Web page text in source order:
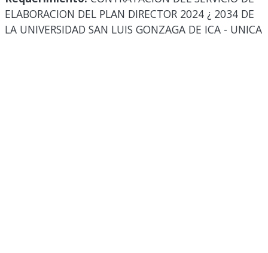
ELABORACION DEL PLAN DIRECTOR 2024 ¿ 2034 DE
LA UNIVERSIDAD SAN LUIS GONZAGA DE ICA - UNICA